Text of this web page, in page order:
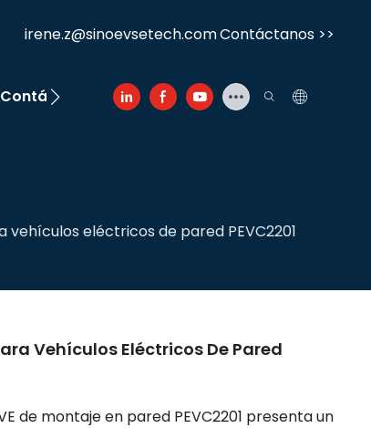
irene.z@sinoevsetech.comContáctanos >>
Contáctenos
eléctricos de pared PEVC2201
Vehículos Eléctricos De Pared
de montaje en pared PEVC2201 presenta un